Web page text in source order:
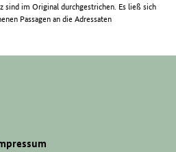
sind im Original durchgestrichen. Es ließ sich
Passagen an die Adressaten